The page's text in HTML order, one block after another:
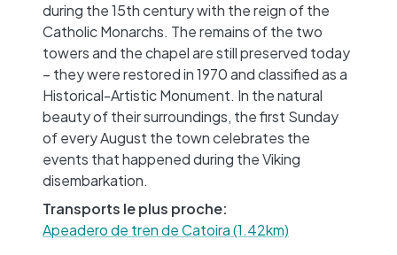
during the 15th century with the reign of the
Catholic Monarchs. The remains of the two
towers and the chapel are still preserved today
– they were restored in 1970 and classified as a
Historical-Artistic Monument. In the natural
beauty of their surroundings, the first Sunday
of every August the town celebrates the
events that happened during the Viking
disembarkation.
Transports le plus proche:
Apeadero de tren de Catoira (1.42km)